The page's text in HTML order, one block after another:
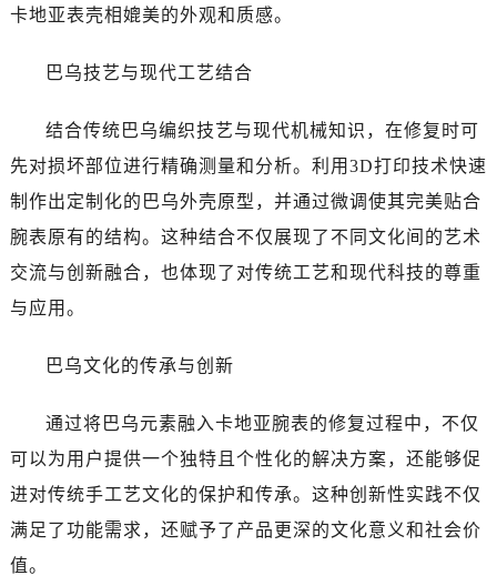
卡地亚表壳相媲美的外观和质感。
巴乌技艺与现代工艺结合
结合传统巴乌编织技艺与现代机械知识，在修复时可
先对损坏部位进行精确测量和分析。利用3D打印技术快速
制作出定制化的巴乌外壳原型，并通过微调使其完美贴合
腕表原有的结构。这种结合不仅展现了不同文化间的艺术
交流与创新融合，也体现了对传统工艺和现代科技的尊重
与应用。
巴乌文化的传承与创新
通过将巴乌元素融入卡地亚腕表的修复过程中，不仅
可以为用户提供一个独特且个性化的解决方案，还能够促
进对传统手工艺文化的保护和传承。这种创新性实践不仅
满足了功能需求，还赋予了产品更深的文化意义和社会价
值。